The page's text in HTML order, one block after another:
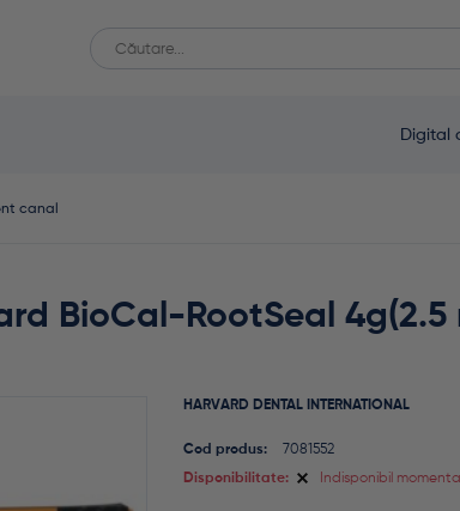
Caută
după:
When autocomplete results are available use up
Digital
canal
BioCal-RootSeal 4g(2.5
HARVARD DENTAL INTERNATIONAL
Cod produs:
7081552
Disponibilitate:
Indisponibil